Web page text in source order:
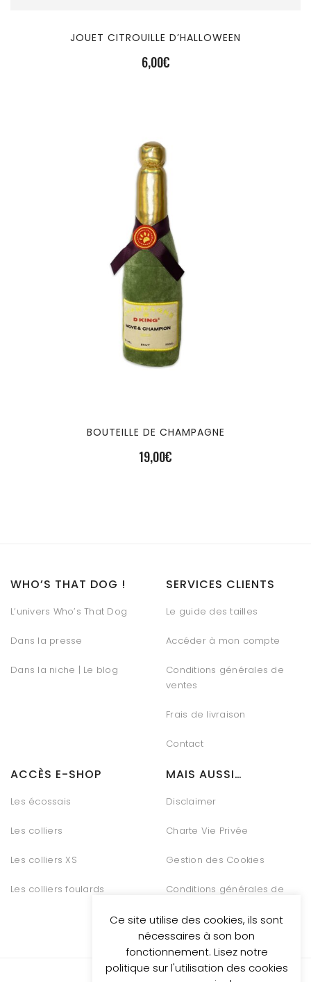
JOUET CITROUILLE D’HALLOWEEN
6,00€
BOUTEILLE DE CHAMPAGNE
19,00€
WHO’S THAT DOG !
L’univers Who’s That Dog
Dans la presse
Dans la niche | Le blog
SERVICES CLIENTS
Le guide des tailles
Accéder à mon compte
Conditions générales de
ventes
Frais de livraison
Contact
ACCÈS E-SHOP
Les écossais
Les colliers
Les colliers XS
Les colliers foulards
MAIS AUSSI…
Disclaimer
Charte Vie Privée
Gestion des Cookies
Conditions générales de
Ce site utilise des cookies, ils sont
nécessaires à son bon
fonctionnement. Lisez notre
politique sur l'utilisation des cookies